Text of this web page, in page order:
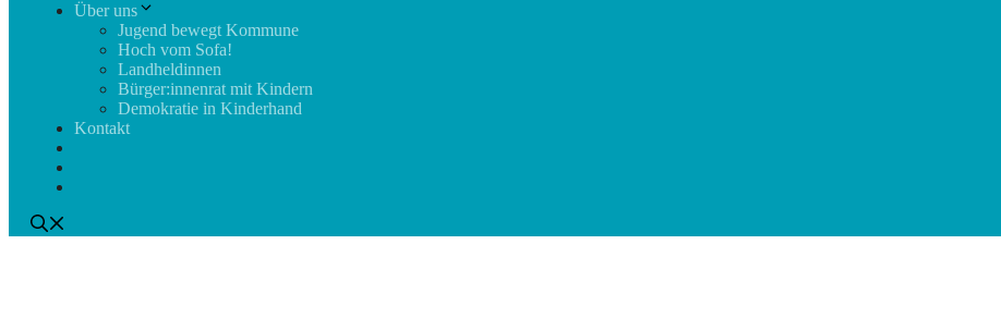
Über uns
Jugend bewegt Kommune
Hoch vom Sofa!
Landheldinnen
Bürger:innenrat mit Kindern
Demokratie in Kinderhand
Kontakt